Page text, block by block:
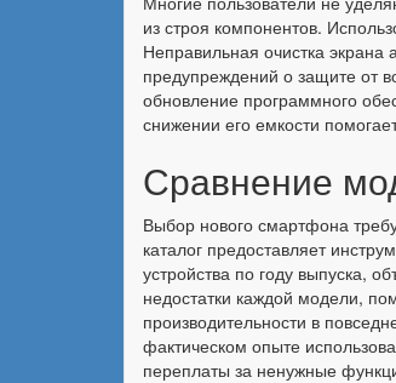
из строя компонентов.
Неправильная очистка
предупреждений о защите от
обновление программного
снижении его емкости
Сравнение
Выбор нового смартфона
каталог предоставляет
устройства по году выпуска,
недостатки каждой модели,
производительности в
фактическом опыте
переплаты за ненужные